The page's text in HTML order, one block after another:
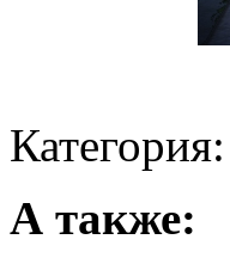
Категория:
А также: